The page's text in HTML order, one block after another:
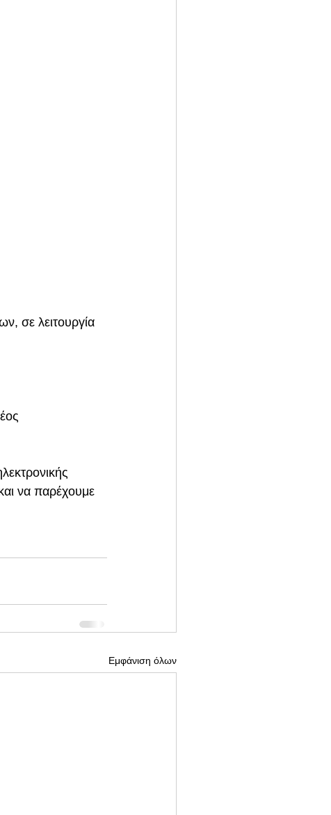
σε λειτουργία
να παρέχουμε
Εμφάνιση όλων